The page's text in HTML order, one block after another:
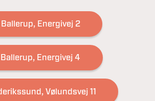
Ballerup, Energivej 2
Ballerup, Energivej 4
Vølundsvej 11